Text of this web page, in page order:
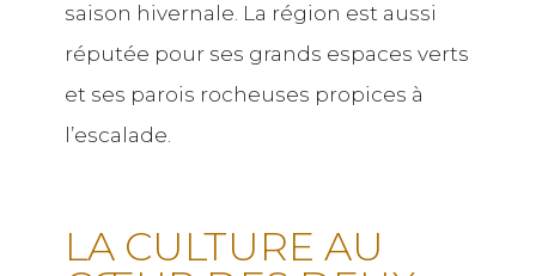
saison hivernale. La région est aussi
réputée pour ses grands espaces verts
et ses parois rocheuses propices à
l’escalade.
LA CULTURE AU